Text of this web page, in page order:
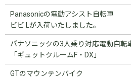
Panasonicの電動アシスト自転車
ビビ Lが入荷いたしました。
パナソニックの3人乗り対応電動自転
「ギュットクルームF・DX」
GTのマウンテンバイク